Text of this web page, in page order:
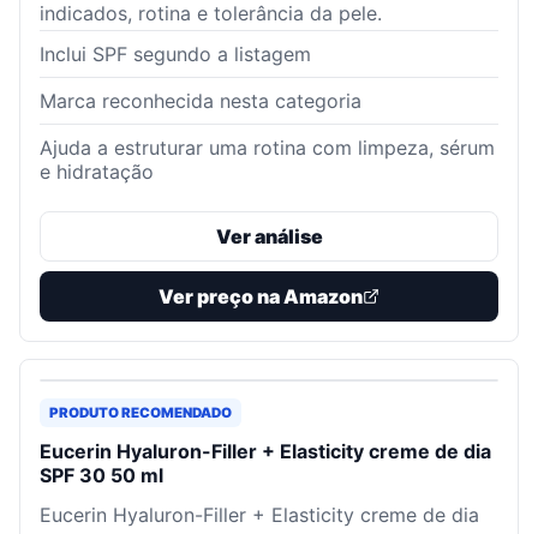
indicados, rotina e tolerância da pele.
Inclui SPF segundo a listagem
Marca reconhecida nesta categoria
Ajuda a estruturar uma rotina com limpeza, sérum
e hidratação
Ver análise
Ver preço na Amazon
PRODUTO RECOMENDADO
Eucerin Hyaluron-Filler + Elasticity creme de dia
SPF 30 50 ml
Eucerin Hyaluron-Filler + Elasticity creme de dia